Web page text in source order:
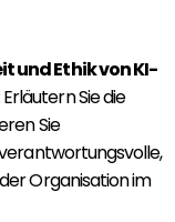
und Ethik von KI-
Erläutern Sie die
Sie
Organisation im